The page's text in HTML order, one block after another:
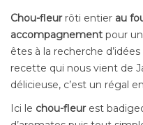
Chou-fleurrôti entier au
accompagnement pour
êtes à la recherche
recette qui nous vient de
délicieuse, c’est un régal
Ici le chou-fleurest